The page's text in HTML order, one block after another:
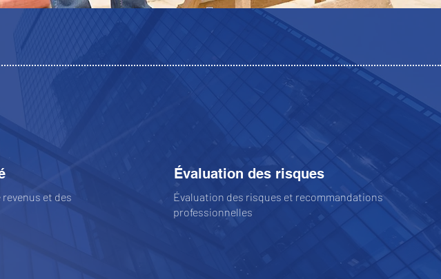
et des
Évaluation des risques
Évaluation des risques et recommandations
professionnelles